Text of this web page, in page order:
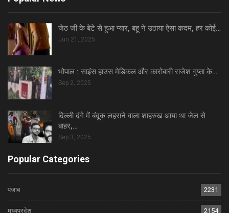
जेठ जी के बेटे से हुआ प्यार, बहू ने उठाया ऐसा कदम, हर कोई…
Jun 21, 2025
भोपाल : साइंस हाउस मेडिकल और कारोबारी राजेश गुप्ता के…
Sep 2, 2025
दिल्ली दंगे में बंदूक लहराने वाला शाहरुख आया था जेल से
बाहर,…
Sep 3, 2025
Popular Categories
पंजाब 2231
मध्यप्रदेश 2154